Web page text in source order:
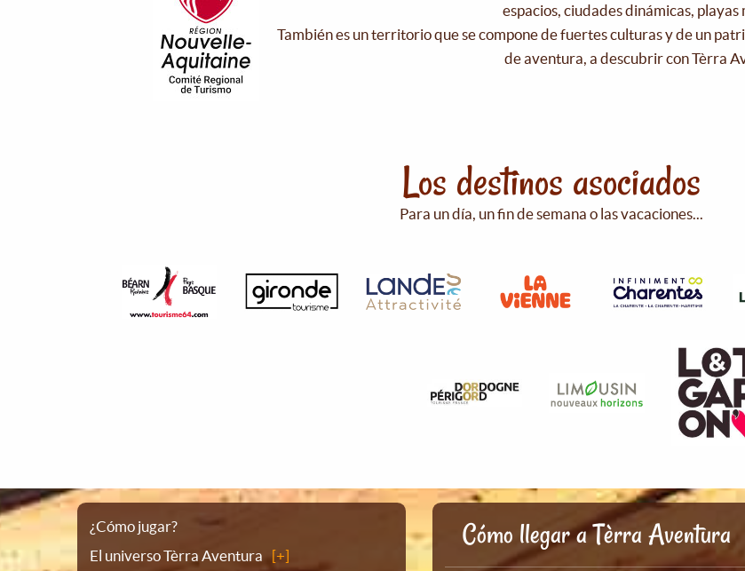
espacios, ciudades dinámicas, playas
También es un territorio que se compone de fuertes culturas y de un
de aventura, a descubrir con Tèrra
Los destinos asociados
Para un día, un fin de semana o las vacaciones...
Plano
¿Cómo jugar?
El universo Tèrra Aventura
Cómo llegar a Tèrra Aventura